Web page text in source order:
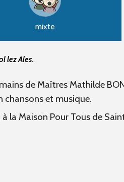
mixte
lez Ales.
de Maîtres Mathilde
chansons et musique.
la Maison Pour Tous de